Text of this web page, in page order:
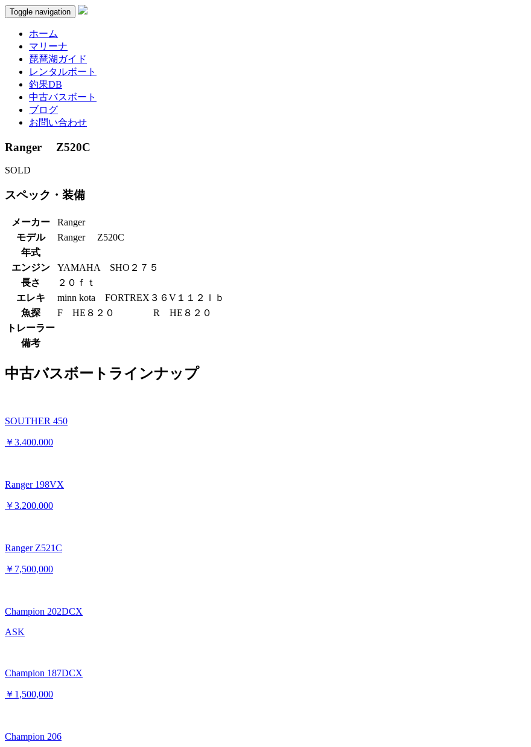
Toggle navigation
ホーム
マリーナ
琵琶湖ガイド
レンタルボート
釣果DB
中古バスボート
ブログ
お問い合わせ
Ranger Z520C
SOLD
スペック・装備
メーカー
Ranger
モデル
Ranger Z520C
年式
エンジン
YAMAHA SHO２７５
長さ
２０ｆｔ
エレキ
minn kota FORTREX３６V１１２ｌｂ
魚探
F HE８２０ R HE８２０
トレーラー
備考
中古バスボートラインナップ
SOUTHER 450
￥3.400.000
Ranger 198VX
￥3.200.000
Ranger Z521C
￥7,500,000
Champion 202DCX
ASK
Champion 187DCX
￥1,500,000
Champion 206